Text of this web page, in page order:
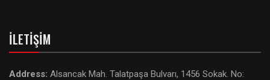
İLETIŞIM
Address: Alsancak Mah. Talatpaşa Bulvarı, 1456 Sokak. No: